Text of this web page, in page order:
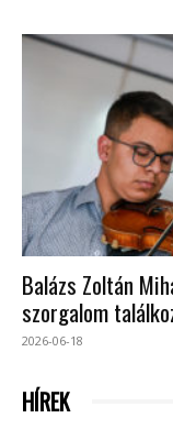
Balázs Zoltán
szorgalom
2026-06-18
HÍREK